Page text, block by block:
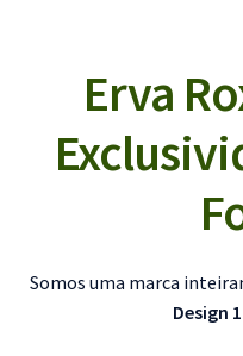
Erva
Somos uma marca
Design